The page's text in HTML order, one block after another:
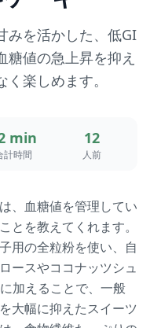
みを活かした、低GI
値の急上昇を抑え
楽しめます。
min
計時間
12
人前
、血糖値を管理してい
とを教えてくれます。
用の全粒粉を使い、自
ースやココナッツシュ
加えることで、一般
大幅に抑えたスイーツ